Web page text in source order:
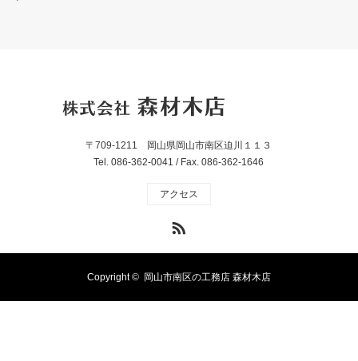
〒709-1211 岡山県岡山市南区迫川１１３
Tel. 086-362-0041 / Fax. 086-362-1646
アクセス
Copyright © 岡山市南区の工務店 森材木店